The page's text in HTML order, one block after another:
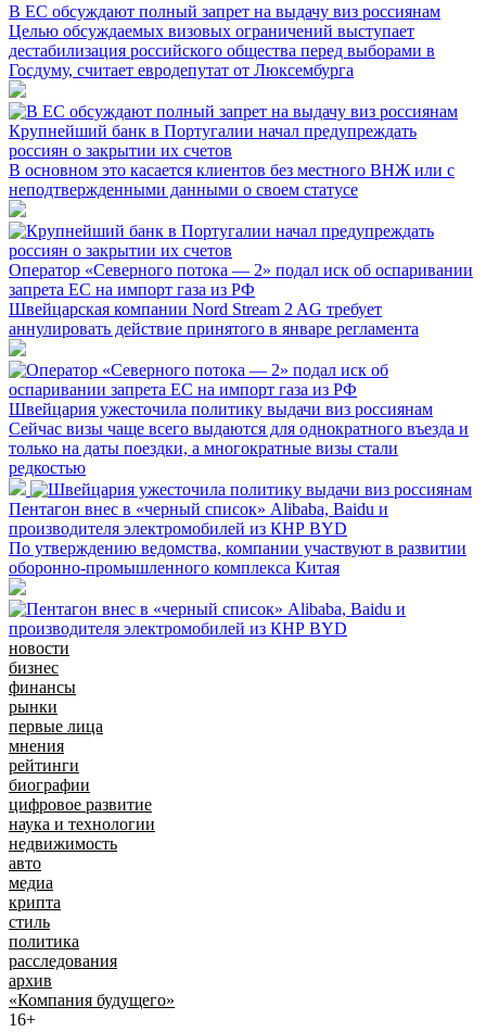
В ЕС обсуждают полный запрет на выдачу виз россиянам
Целью обсуждаемых визовых ограничений выступает
дестабилизация российского общества перед выборами в
Госдуму, считает евродепутат от Люксембурга
Крупнейший банк в Португалии начал предупреждать
россиян о закрытии их счетов
В основном это касается клиентов без местного ВНЖ или с
неподтвержденными данными о своем статусе
Оператор «Северного потока — 2» подал иск об оспаривании
запрета ЕС на импорт газа из РФ
Швейцарская компании Nord Stream 2 AG требует
аннулировать действие принятого в январе регламента
Швейцария ужесточила политику выдачи виз россиянам
Сейчас визы чаще всего выдаются для однократного въезда и
только на даты поездки, а многократные визы стали
редкостью
Пентагон внес в «черный список» Alibaba, Baidu и
производителя электромобилей из КНР BYD
По утверждению ведомства, компании участвуют в развитии
оборонно-промышленного комплекса Китая
новости
бизнес
финансы
рынки
первые лица
мнения
рейтинги
биографии
цифровое развитие
наука и технологии
недвижимость
авто
медиа
крипта
стиль
политика
расследования
архив
«Компания будущего»
16+